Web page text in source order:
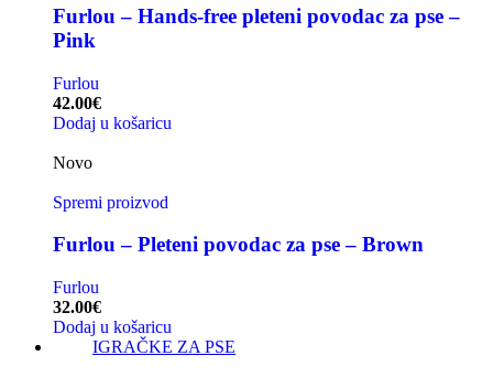
Furlou – Hands-free pleteni povodac za pse –
Pink
Furlou
42.00€
Dodaj u košaricu
Novo
Spremi proizvod
Furlou – Pleteni povodac za pse – Brown
Furlou
32.00€
Dodaj u košaricu
IGRAČKE ZA PSE